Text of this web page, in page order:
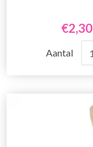
€2,30
Aantal